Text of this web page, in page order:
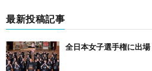
最新投稿記事
全日本女子選手権に出場